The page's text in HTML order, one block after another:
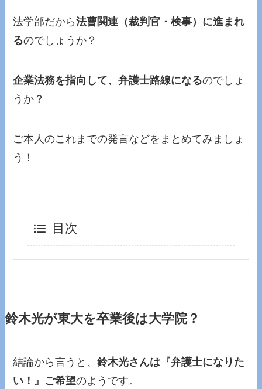
法学部だから法曹関連（裁判官・検事）に進まれ
るのでしょうか？
企業法務を指向して、弁護士路線になるのでしょ
うか？
ご本人のこれまでの発言などをまとめてみましょ
う！
目次
鈴木光が東大を卒業後は大学院？
結論から言うと、鈴木光さんは『弁護士になりた
い！』ご希望のようです。